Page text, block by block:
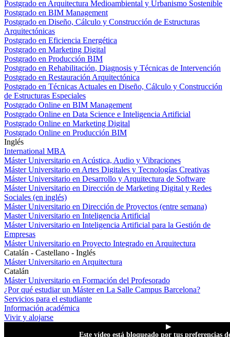
Postgrado en Arquitectura Medioambiental y Urbanismo Sostenible
Postgrado en BIM Management
Postgrado en Diseño, Cálculo y Construcción de Estructuras
Arquitectónicas
Postgrado en Eficiencia Energética
Postgrado en Marketing Digital
Postgrado en Producción BIM
Postgrado en Rehabilitación, Diagnosis y Técnicas de Intervención
Postgrado en Restauración Arquitectónica
Postgrado en Técnicas Actuales en Diseño, Cálculo y Construcción
de Estructuras Especiales
Postgrado Online en BIM Management
Postgrado Online en Data Science e Inteligencia Artificial
Postgrado Online en Marketing Digital
Postgrado Online en Producción BIM
Inglés
International MBA
Máster Universitario en Acústica, Audio y Vibraciones
Máster Universitario en Artes Digitales y Tecnologías Creativas
Máster Universitario en Desarrollo y Arquitectura de Software
Máster Universitario en Dirección de Marketing Digital y Redes
Sociales (en inglés)
Máster Universitario en Dirección de Proyectos (entre semana)
Master Universitario en Inteligencia Artificial
Máster Universitario en Inteligencia Artificial para la Gestión de
Empresas
Máster Universitario en Proyecto Integrado en Arquitectura
Catalán - Castellano - Inglés
Máster Universitario en Arquitectura
Catalán
Máster Universitario en Formación del Profesorado
¿Por qué estudiar un Máster en La Salle Campus Barcelona?
Servicios para el estudiante
Información académica
Vivir y alojarse
▶
Este vídeo está bloqueado por tus preferencias